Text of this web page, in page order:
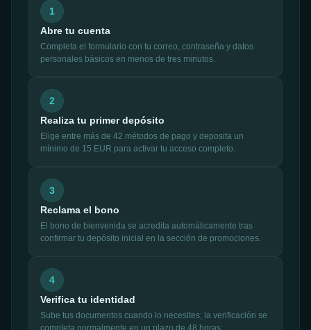
1
Abre tu cuenta
Completa el formulario con tu correo, contraseña y datos
personales básicos en menos de tres minutos.
2
Realiza tu primer depósito
Elige entre más de 42 métodos de pago y deposita un
mínimo de 15 EUR para activar tu acceso completo.
3
Reclama el bono
El bono de bienvenida se acredita automáticamente tras
confirmar tu depósito inicial en la sección de promociones.
4
Verifica tu identidad
Sube tus documentos cuando lo necesites; la verificación se
completa normalmente en un plazo de 48 horas.